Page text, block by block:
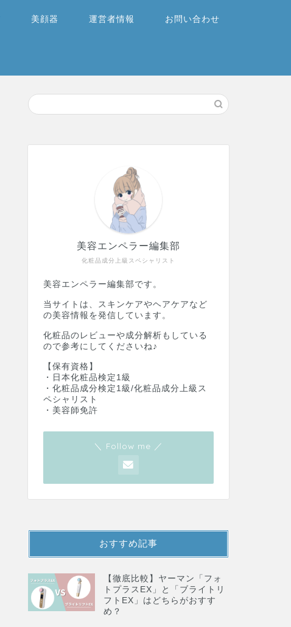
美顔器 運営者情報 お問い合わせ
化粧品成分上級スペシャリスト
美容エンペラー編集部
美容エンペラー編集部です。
当サイトは、スキンケアやヘアケアなど
の美容情報を発信しています。
化粧品のレビューや成分解析もしている
ので参考にしてくださいね♪
【保有資格】
・日本化粧品検定1級
・化粧品成分検定1級/化粧品成分上級ス
ペシャリスト
・美容師免許
＼ Follow me ／
おすすめ記事
【徹底比較】ヤーマン「フォ
トプラスEX」と「ブライトリ
フトEX」はどちらがおすす
め？